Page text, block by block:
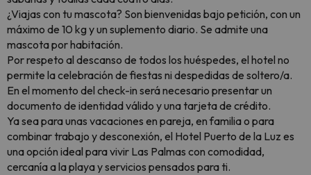
¿Viajas con tu mascota? Son bienvenidas bajo petición, con un
máximo de 10 kg y un suplemento diario. Se admite una
mascota por habitación.
Por respeto al descanso de todos los huéspedes, el hotel no
permite la celebración de fiestas ni despedidas de soltero/a.
En el momento del check-in será necesario presentar un
documento de identidad válido y una tarjeta de crédito.
Ya sea para unas vacaciones en pareja, en familia o para
combinar trabajo y desconexión, el Hotel Puerto de la Luz es
una opción ideal para vivir Las Palmas con comodidad,
cercanía a la playa y servicios pensados para ti.